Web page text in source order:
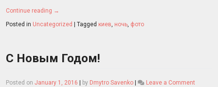
Continue reading →
Posted in Uncategorized | Tagged киев, ночь, фото
С Новым Годом!
Posted on January 1, 2016 by Dmytro Savenko Leave a Comment